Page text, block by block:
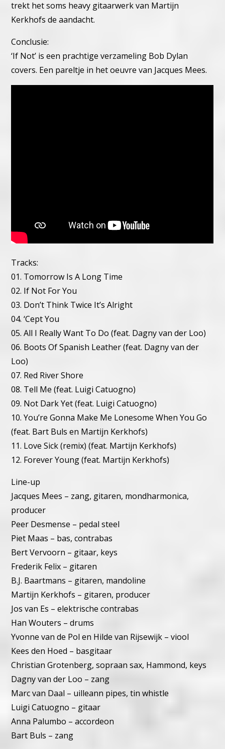
trekt het soms heavy gitaarwerk van Martijn
Kerkhofs de aandacht.
Conclusie:
‘If Not’ is een prachtige verzameling Bob Dylan
covers. Een pareltje in het oeuvre van Jacques Mees.
Tracks:
01. Tomorrow Is A Long Time
02. If Not For You
03. Don’t Think Twice It’s Alright
04. ‘Cept You
05. All I Really Want To Do (feat. Dagny van der Loo)
06. Boots Of Spanish Leather (feat. Dagny van der
Loo)
07. Red River Shore
08. Tell Me (feat. Luigi Catuogno)
09. Not Dark Yet (feat. Luigi Catuogno)
10. You’re Gonna Make Me Lonesome When You Go
(feat. Bart Buls en Martijn Kerkhofs)
11. Love Sick (remix) (feat. Martijn Kerkhofs)
12. Forever Young (feat. Martijn Kerkhofs)
Line-up
Jacques Mees – zang, gitaren, mondharmonica,
producer
Peer Desmense – pedal steel
Piet Maas – bas, contrabas
Bert Vervoorn – gitaar, keys
Frederik Felix – gitaren
B.J. Baartmans – gitaren, mandoline
Martijn Kerkhofs – gitaren, producer
Jos van Es – elektrische contrabas
Han Wouters – drums
Yvonne van de Pol en Hilde van Rijsewijk – viool
Kees den Hoed – basgitaar
Christian Grotenberg, sopraan sax, Hammond, keys
Dagny van der Loo – zang
Marc van Daal – uilleann pipes, tin whistle
Luigi Catuogno – gitaar
Anna Palumbo – accordeon
Bart Buls – zang